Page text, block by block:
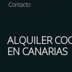
Contacto
ALQUILER
EN CANARIAS